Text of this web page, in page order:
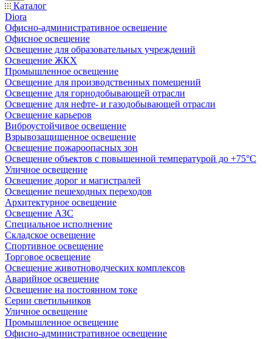
Каталог
Diora
Офисно-административное освещение
Офисное освещение
Освещение для образовательных учреждений
Освещение ЖКХ
Промышленное освещение
Освещение для производственных помещений
Освещение для горнодобывающей отрасли
Освещение для нефте- и газодобывающей отрасли
Освещение карьеров
Виброустойчивое освещение
Взрывозащищенное освещение
Освещение пожароопасных зон
Освещение объектов с повышенной температурой до +75°C
Уличное освещение
Освещение дорог и магистралей
Освещение пешеходных переходов
Архитектурное освещение
Освещение АЗС
Специальное исполнение
Складское освещение
Спортивное освещение
Торговое освещение
Освещение животноводческих комплексов
Аварийное освещение
Освещение на постоянном токе
Серии светильников
Уличное освещение
Промышленное освещение
Офисно-административное освещение